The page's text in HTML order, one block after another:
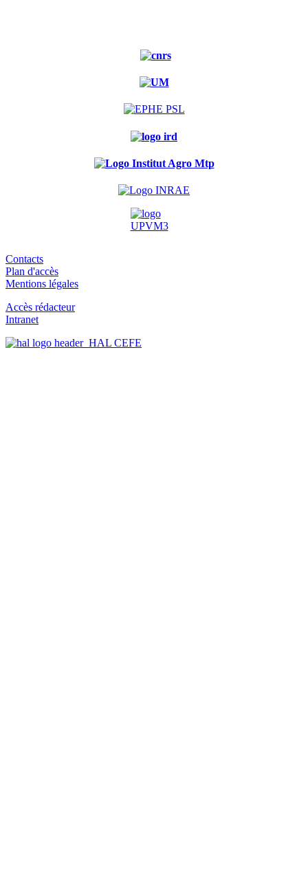
Contacts
Plan d'accès
Mentions légales
Accès rédacteur
Intranet
HAL CEFE